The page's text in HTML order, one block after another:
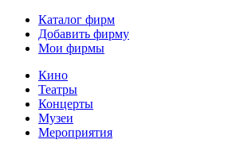
Каталог фирм
Добавить фирму
Мои фирмы
Кино
Театры
Концерты
Музеи
Мероприятия